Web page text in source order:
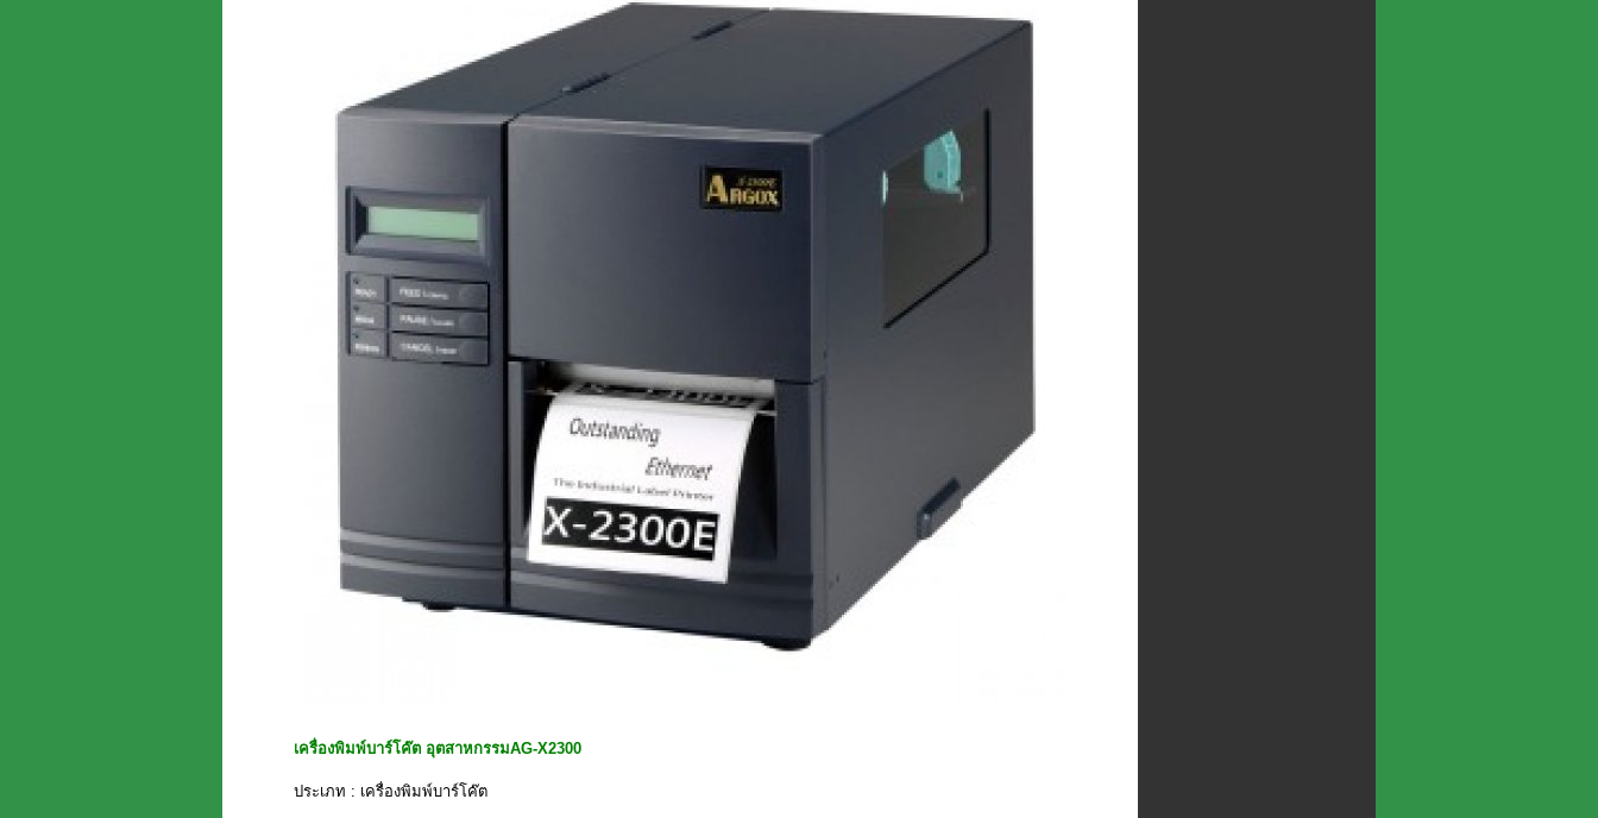
เครื่องพิมพ์บาร์โค๊ต อุตสาหกรรมAG-X2300
ประเภท : เครื่องพิมพ์บาร์โค๊ต